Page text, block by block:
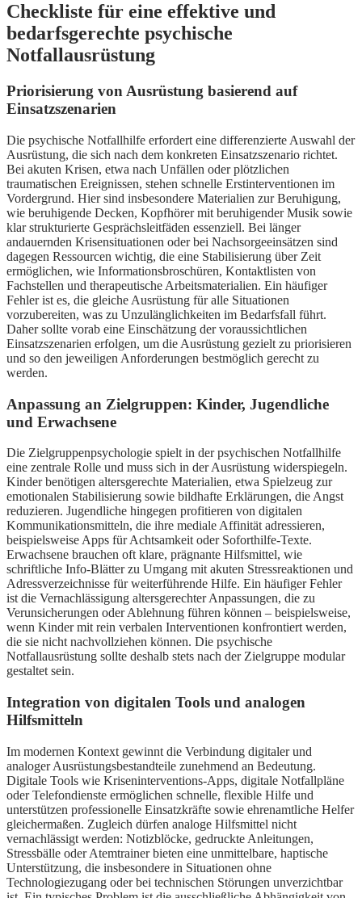
Checkliste für eine effektive und
bedarfsgerechte psychische
Notfallausrüstung
Priorisierung von Ausrüstung basierend auf
Einsatzszenarien
Die psychische Notfallhilfe erfordert eine differenzierte Auswahl der
Ausrüstung, die sich nach dem konkreten Einsatzszenario richtet.
Bei akuten Krisen, etwa nach Unfällen oder plötzlichen
traumatischen Ereignissen, stehen schnelle Erstinterventionen im
Vordergrund. Hier sind insbesondere Materialien zur Beruhigung,
wie beruhigende Decken, Kopfhörer mit beruhigender Musik sowie
klar strukturierte Gesprächsleitfäden essenziell. Bei länger
andauernden Krisensituationen oder bei Nachsorgeeinsätzen sind
dagegen Ressourcen wichtig, die eine Stabilisierung über Zeit
ermöglichen, wie Informationsbroschüren, Kontaktlisten von
Fachstellen und therapeutische Arbeitsmaterialien. Ein häufiger
Fehler ist es, die gleiche Ausrüstung für alle Situationen
vorzubereiten, was zu Unzulänglichkeiten im Bedarfsfall führt.
Daher sollte vorab eine Einschätzung der voraussichtlichen
Einsatzszenarien erfolgen, um die Ausrüstung gezielt zu priorisieren
und so den jeweiligen Anforderungen bestmöglich gerecht zu
werden.
Anpassung an Zielgruppen: Kinder, Jugendliche
und Erwachsene
Die Zielgruppenpsychologie spielt in der psychischen Notfallhilfe
eine zentrale Rolle und muss sich in der Ausrüstung widerspiegeln.
Kinder benötigen altersgerechte Materialien, etwa Spielzeug zur
emotionalen Stabilisierung sowie bildhafte Erklärungen, die Angst
reduzieren. Jugendliche hingegen profitieren von digitalen
Kommunikationsmitteln, die ihre mediale Affinität adressieren,
beispielsweise Apps für Achtsamkeit oder Soforthilfe-Texte.
Erwachsene brauchen oft klare, prägnante Hilfsmittel, wie
schriftliche Info-Blätter zu Umgang mit akuten Stressreaktionen und
Adressverzeichnisse für weiterführende Hilfe. Ein häufiger Fehler
ist die Vernachlässigung altersgerechter Anpassungen, die zu
Verunsicherungen oder Ablehnung führen können – beispielsweise,
wenn Kinder mit rein verbalen Interventionen konfrontiert werden,
die sie nicht nachvollziehen können. Die psychische
Notfallausrüstung sollte deshalb stets nach der Zielgruppe modular
gestaltet sein.
Integration von digitalen Tools und analogen
Hilfsmitteln
Im modernen Kontext gewinnt die Verbindung digitaler und
analoger Ausrüstungsbestandteile zunehmend an Bedeutung.
Digitale Tools wie Kriseninterventions-Apps, digitale Notfallpläne
oder Telefondienste ermöglichen schnelle, flexible Hilfe und
unterstützen professionelle Einsatzkräfte sowie ehrenamtliche Helfer
gleichermaßen. Zugleich dürfen analoge Hilfsmittel nicht
vernachlässigt werden: Notizblöcke, gedruckte Anleitungen,
Stressbälle oder Atemtrainer bieten eine unmittelbare, haptische
Unterstützung, die insbesondere in Situationen ohne
Technologiezugang oder bei technischen Störungen unverzichtbar